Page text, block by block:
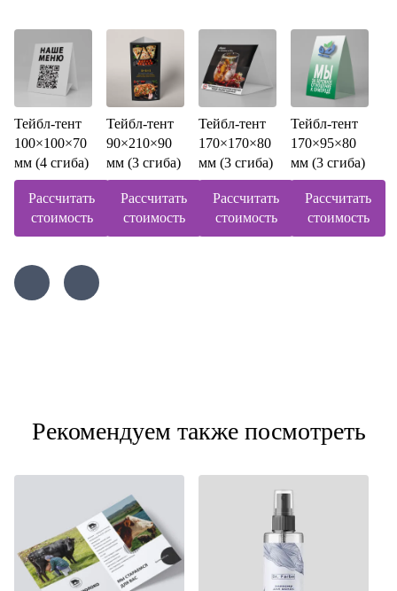
Тейбл-тент
100×100×70
мм (4 сгиба)
Рассчитать
стоимость
Тейбл-тент
90×210×90
мм (3 сгиба)
Рассчитать
стоимость
Тейбл-тент
170×170×80
мм (3 сгиба)
Рассчитать
стоимость
Тейбл-тент
170×95×80
мм (3 сгиба)
Рассчитать
стоимость
Рекомендуем также посмотреть